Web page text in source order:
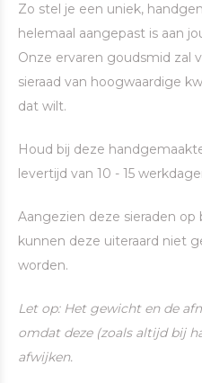
Zo stel je een uniek,
helemaal aangepast is aan
Onze ervaren goudsmid zal
sieraad van hoogwaardige
dat wilt.
Houd bij deze
levertijd van 10 - 15
Aangezien deze sieraden
kunnen deze uiteraard niet
worden.
Let op: Het gewicht en de
omdat deze (zoals altijd bij
afwijken.